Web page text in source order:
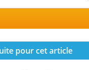
pour cet article